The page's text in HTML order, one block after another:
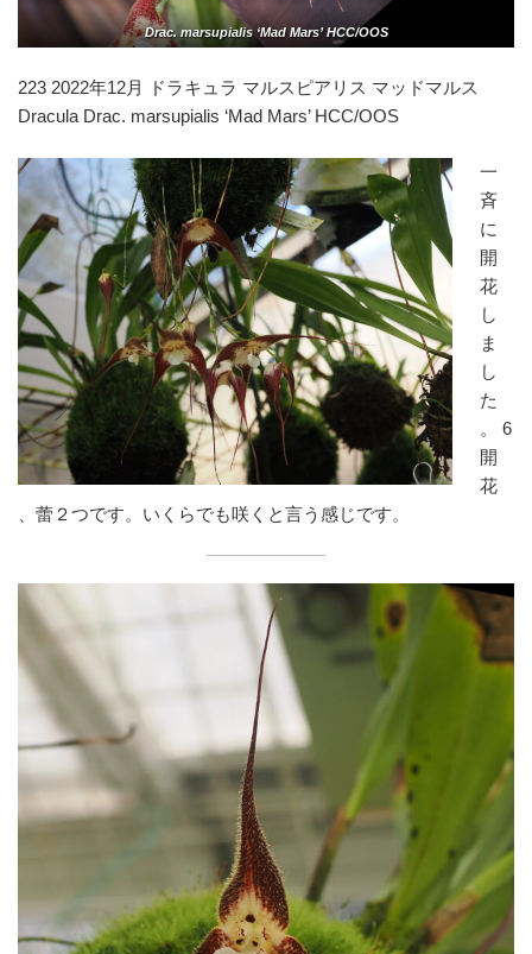
Drac. marsupialis ‘Mad Mars’ HCC/OOS
223 2022年12月 ドラキュラ マルスピアリス マッドマルス
Dracula Drac. marsupialis ‘Mad Mars’ HCC/OOS
一
斉
に
開
花
し
ま
し
た
。 6
開
花
、蕾２つです。いくらでも咲くと言う感じです。